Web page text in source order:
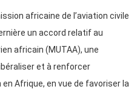
africaine de l’aviation civile
un accord relatif au
africain (MUTAA), une
et à renforcer
Afrique, en vue de favoriser la